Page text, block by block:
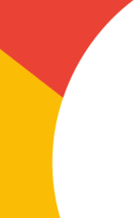
La Sole en
Cadena 3